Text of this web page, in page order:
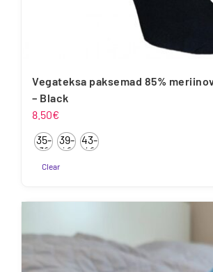
Vegateksa paksemad 85%
– Black
8.50€
35-
38
39-
42
43-
46
Clear
tootel
mitu
varianti.
Valikuid